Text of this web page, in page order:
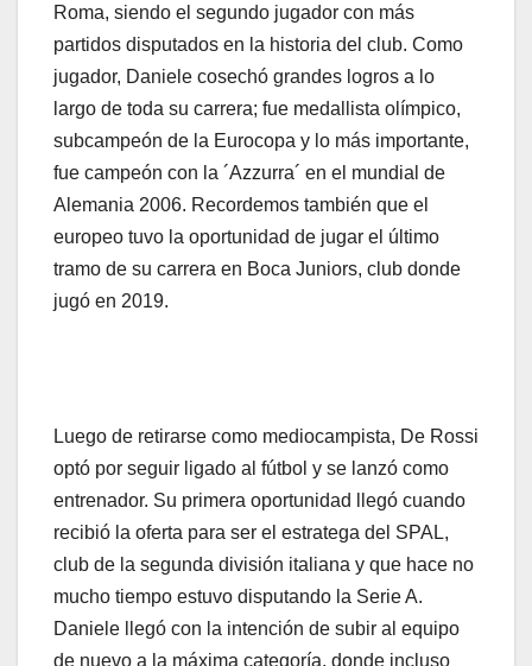
Roma, siendo el segundo jugador con más
partidos disputados en la historia del club. Como
jugador, Daniele cosechó grandes logros a lo
largo de toda su carrera; fue medallista olímpico,
subcampeón de la Eurocopa y lo más importante,
fue campeón con la ´Azzurra´ en el mundial de
Alemania 2006. Recordemos también que el
europeo tuvo la oportunidad de jugar el último
tramo de su carrera en Boca Juniors, club donde
jugó en 2019.
Luego de retirarse como mediocampista, De Rossi
optó por seguir ligado al fútbol y se lanzó como
entrenador. Su primera oportunidad llegó cuando
recibió la oferta para ser el estratega del SPAL,
club de la segunda división italiana y que hace no
mucho tiempo estuvo disputando la Serie A.
Daniele llegó con la intención de subir al equipo
de nuevo a la máxima categoría, donde incluso